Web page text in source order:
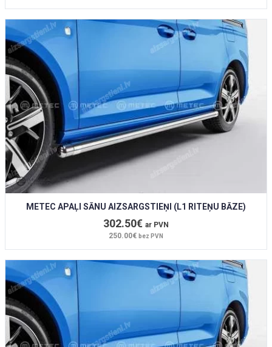
METEC APAĻI SĀNU AIZSARGSTIEŅI (L1 RITEŅU BĀZE)
302.50€ ar PVN
250.00€ bez PVN